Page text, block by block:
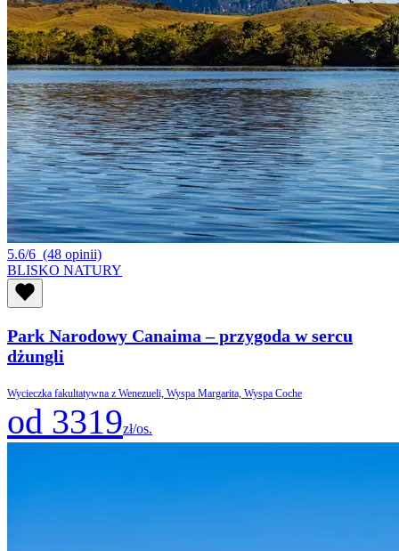
5.6/6 (48 opinii)
BLISKO NATURY
Park Narodowy Canaima – przygoda w sercu
dżungli
Wycieczka fakultatywna z Wenezueli, Wyspa Margarita, Wyspa Coche
od 3319zł/os.